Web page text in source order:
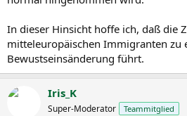
In dieser Hinsicht hoffe ich, daß die
mitteleuropäischen Immigranten zu
Bewustseinsänderung führt.
Iris_K
Super-Moderator Teammitglied